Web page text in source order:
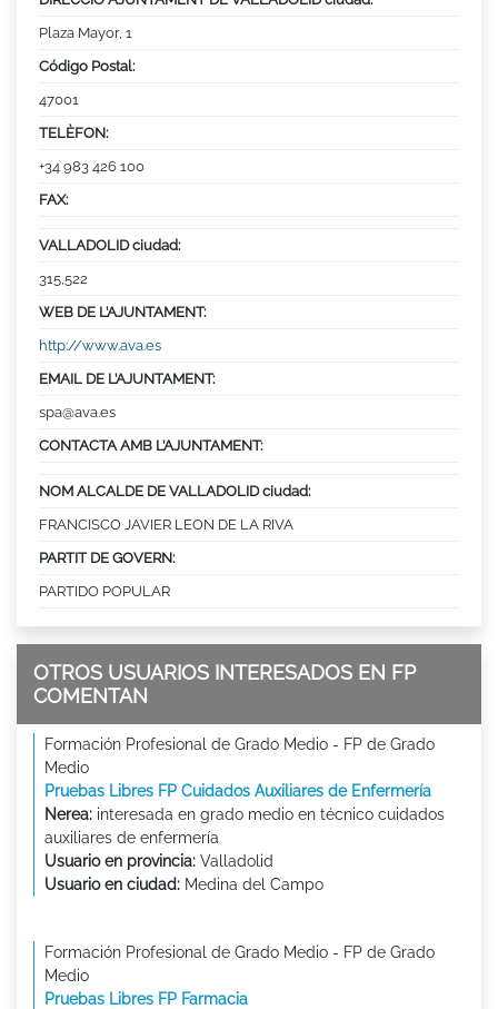
Plaza Mayor, 1
Código Postal:
47001
TELÈFON:
+34 983 426 100
FAX:
VALLADOLID ciudad:
315,522
WEB DE L’AJUNTAMENT:
http://www.ava.es
EMAIL DE L’AJUNTAMENT:
spa@ava.es
CONTACTA AMB L’AJUNTAMENT:
NOM ALCALDE DE VALLADOLID ciudad:
FRANCISCO JAVIER LEON DE LA RIVA
PARTIT DE GOVERN:
PARTIDO POPULAR
OTROS USUARIOS INTERESADOS EN FP
COMENTAN
Formación Profesional de Grado Medio - FP de Grado
Medio
Pruebas Libres FP Cuidados Auxiliares de Enfermería
Nerea: interesada en grado medio en técnico cuidados
auxiliares de enfermería
Usuario en provincia: Valladolid
Usuario en ciudad: Medina del Campo
Formación Profesional de Grado Medio - FP de Grado
Medio
Pruebas Libres FP Farmacia